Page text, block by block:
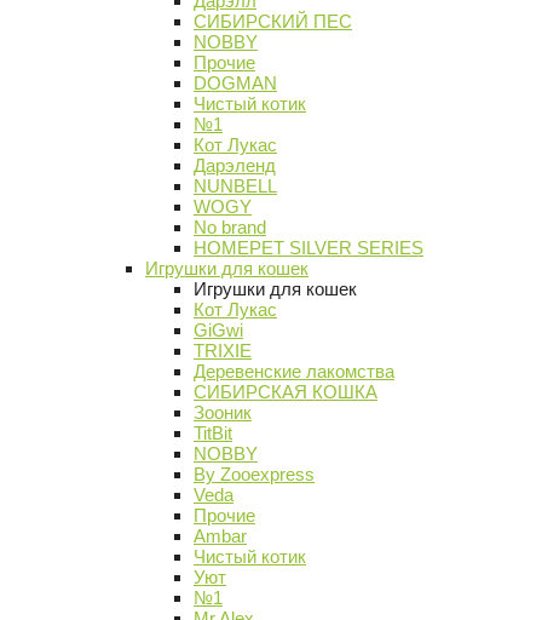
СИБИРСКИЙ ПЕС
NOBBY
Прочие
DOGMAN
Чистый котик
№1
Кот Лукас
Дарэленд
NUNBELL
WOGY
No brand
HOMEPET SILVER SERIES
Игрушки для кошек
Игрушки для кошек
Кот Лукас
GiGwi
TRIXIE
Деревенские лакомства
СИБИРСКАЯ КОШКА
Зооник
TitBit
NOBBY
By Zooexpress
Veda
Прочие
Ambar
Чистый котик
Уют
№1